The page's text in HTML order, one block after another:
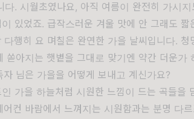
다. 시월초였나요, 아직 여름이 완전히 가시지
있었죠. 급작스러운 겨울 맛에 안 그래도 짧
다행히 요 며칠은 완연한 가을 날씨입니다. 청
쏟아지는 햇볕을 그대로 맞기엔 약간 더운가
님은 가을을 어떻게 보내고 계신가요?
가을 하늘처럼 시원한 느낌이 드는 곡들을
어컨 바람에서 느껴지는 시원함과는 분명 다